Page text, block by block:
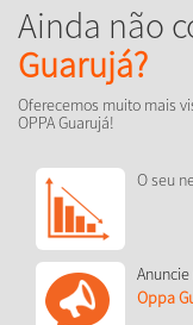
Ainda não
Guarujá?
Oferecemos muito mais
OPPA Guarujá!
O seu
Oppa